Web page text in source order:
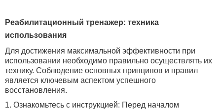
Реабилитационный тренажер: техника
использования
Для достижения максимальной эффективности при
использовании необходимо правильно осуществлять их
технику. Соблюдение основных принципов и правил
является ключевым аспектом успешного
восстановления.
1. Ознакомьтесь с инструкцией: Перед началом